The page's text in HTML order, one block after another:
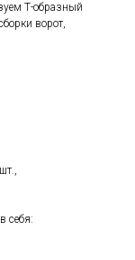
Т-образный
ворот,
себя: